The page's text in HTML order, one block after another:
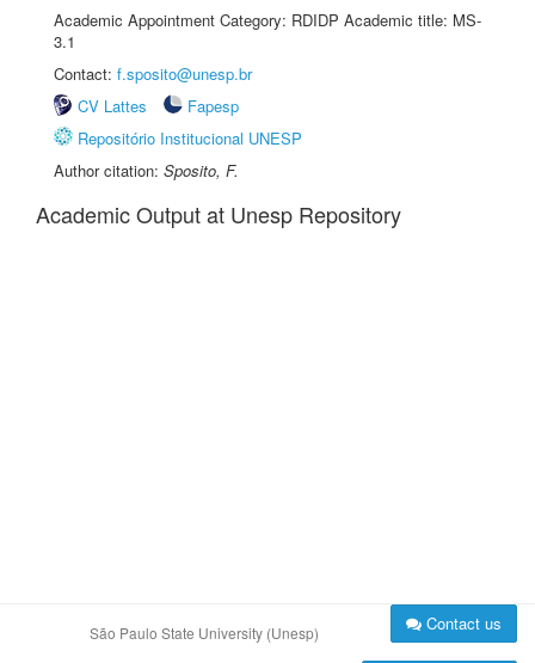
Academic Appointment Category: RDIDP Academic title: MS-
3.1
Contact: f.sposito@unesp.br
CV Lattes
Fapesp
Repositório Institucional UNESP
Author citation: Sposito, F.
Academic Output at Unesp Repository
São Paulo State University (Unesp) Contact us